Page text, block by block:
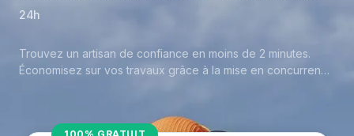
24h
Trouvez un artisan de confiance en moins de 2 minutes.
Économisez sur vos travaux grâce à la mise en concurrence